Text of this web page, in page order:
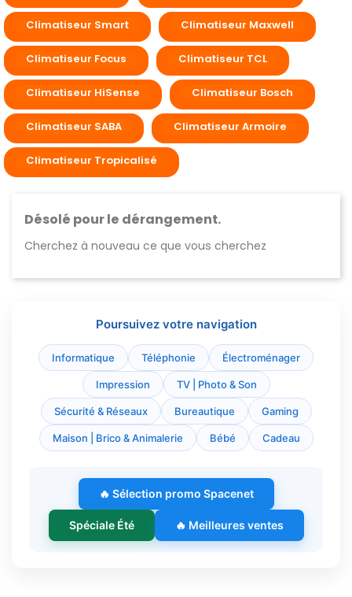
Climatiseur Smart Climatiseur Maxwell
Climatiseur Focus Climatiseur TCL
Climatiseur HiSense Climatiseur Bosch
Climatiseur SABA Climatiseur Armoire
Climatiseur Tropicalisé
Désolé pour le dérangement.
Cherchez à nouveau ce que vous cherchez
Poursuivez votre navigation
Informatique Téléphonie Électroménager
Impression TV | Photo & Son
Sécurité & Réseaux Bureautique Gaming
Maison | Brico & Animalerie Bébé Cadeau
🔥 Sélection promo Spacenet
Spéciale Été 🔥 Meilleures ventes